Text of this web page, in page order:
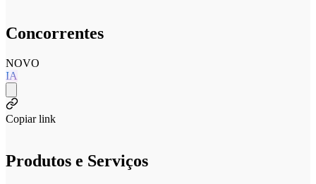
Concorrentes
NOVO
IA
Copiar link
Produtos e Serviços